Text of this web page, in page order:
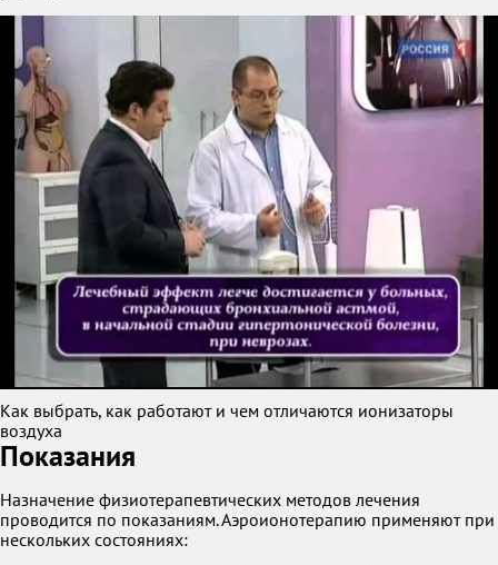
Как выбрать, как работают и чем отличаются ионизаторы
воздуха
Показания
Назначение физиотерапевтических методов лечения
проводится по показаниям. Аэроионотерапию применяют при
нескольких состояниях: